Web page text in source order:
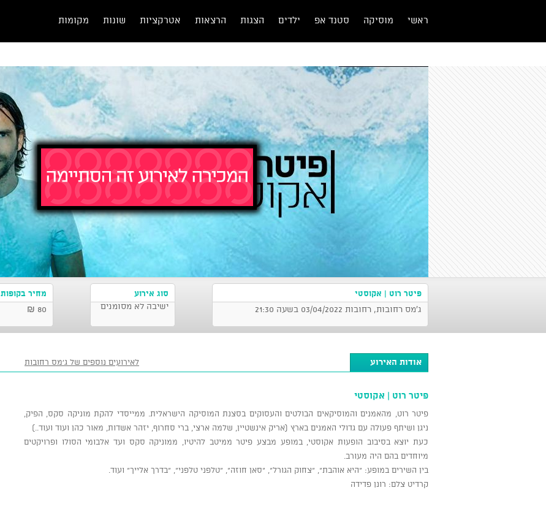
ראשי מוסיקה סטנד אפ ילדים הצגות הרצאות אטרקציות שונות מקומות
פיטר רוט | אקוסטי
ג'מס רחובות, רחובות 03/04/2022 בשעה 21:30
סוג אירוע
ישיבה לא מסומנים
מחיר בקופות
80 ₪
אודות האירוע לאירועים נוספים של ג'מס רחובות
פיטר רוט | אקוסטי
פיטר רוט, מהאמנים והמוסיקאים הבולטים והעסוקים בסצנת המוסיקה הישראלית. ממייסדי להקת מוניקה סקס, הפיק,
ניגן ושיתף פעולה עם גדולי האמנים בארץ (אריק אינשטיין, שלמה ארצי, ברי סחרוף, יזהר אשדות, מאור כהן ועוד ועוד..)
כעת יוצא בסיבוב הופעות אקוסטי, במופע מבצע פיטר ממיטב להיטיו, ממוניקה סקס ועד אלבומי הסולו ופרויקטים
מיוחדים בהם היה מעורב.
בין השירים במופע: "היא אוהבת", "צחוק הגורל", "סאן חוזה", "טלפני טלפני", "בדרך אלייך" ועוד.
קרדיט צלם: רונן פדידה